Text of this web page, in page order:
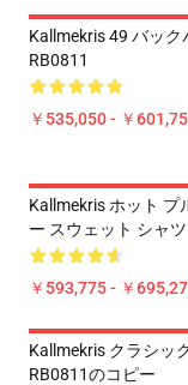
Kallmekris 49 バック
RB0811
￥535,050 - ￥
Kallmekris ホット プ
ー スウェット シャ
￥593,775 - ￥
Kallmekris クラシッ
RB0811のコピー